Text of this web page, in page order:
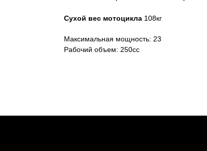
Сухой вес мотоцикла 108кг
Максимальная мощность: 23
Рабочий объем: 250cc